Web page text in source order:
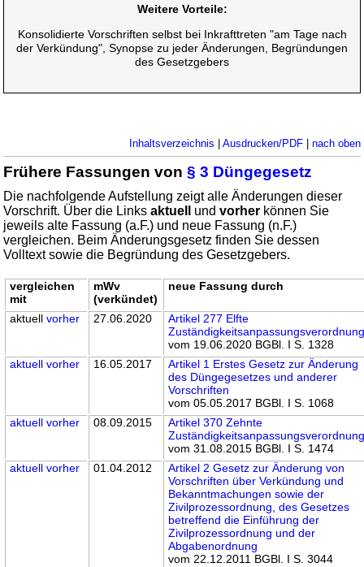
Weitere Vorteile:
Konsolidierte Vorschriften selbst bei Inkrafttreten "am Tage nach
der Verkündung", Synopse zu jeder Änderungen, Begründungen
des Gesetzgebers
Inhaltsverzeichnis Ausdrucken/PDF| nach oben
Frühere Fassungen von§ 3 Düngegesetz
Die nachfolgende Aufstellung zeigt alle Änderungen dieser
Vorschrift. Über die Linksaktuell undvorher können Sie
jeweils alte Fassung (a.F.) und neue Fassung (n.F.)
vergleichen. Beim Änderungsgesetz finden Sie dessen
Volltext sowie die Begründung des Gesetzgebers.
vergleichen
mit
mWv
(verkündet)
neue Fassung durch
aktuellvorher 27.06.2020
Artikel 277 Elfte
vom 19.06.2020 BGBl. I S. 1328
aktuell vorher 16.05.2017
Artikel 1 Erstes Gesetz zur Änderung
des Düngegesetzes und anderer
Vorschriften
vom 05.05.2017 BGBl. I S. 1068
aktuell vorher 08.09.2015
Artikel 370 Zehnte
vom 31.08.2015 BGBl. I S. 1474
aktuell vorher 01.04.2012
Artikel 2 Gesetz zur Änderung von
Vorschriften über Verkündung und
Bekanntmachungen sowie der
Zivilprozessordnung, des Gesetzes
betreffend die Einführung der
Zivilprozessordnung und der
Abgabenordnung
vom 22.12.2011 BGBl. I S. 3044